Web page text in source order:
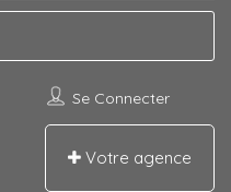
Se Connecter
Votre agence